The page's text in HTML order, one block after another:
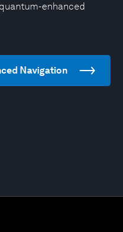
enhanced
Navigation